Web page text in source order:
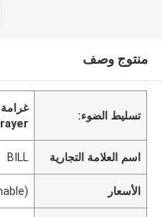
منتوج وصف
تسليط الضوء:
اسم العلامة التجارية BILL
الأسعار